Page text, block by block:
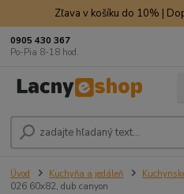
Zľava v košíku do 10% |
0905 430 367
Po-Pia 8-18 hod.
Úvod Kuchyňa a jedáleň
026 60x82, dub canyon